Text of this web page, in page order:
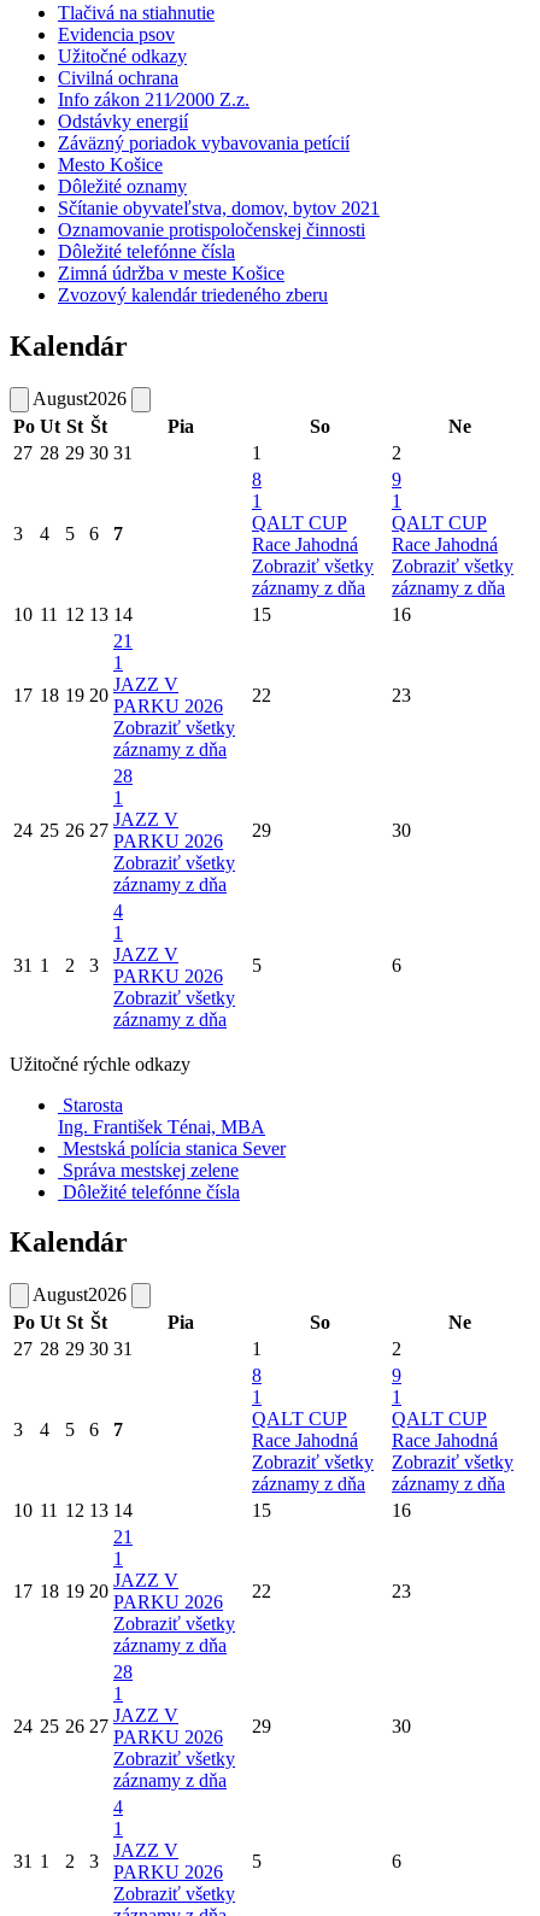
Tlačivá na stiahnutie
Evidencia psov
Užitočné odkazy
Civilná ochrana
Info zákon 211⁄2000 Z.z.
Odstávky energií
Záväzný poriadok vybavovania petícií
Mesto Košice
Dôležité oznamy
Sčítanie obyvateľstva, domov, bytov 2021
Oznamovanie protispoločenskej činnosti
Dôležité telefónne čísla
Zimná údržba v meste Košice
Zvozový kalendár triedeného zberu
Kalendár
August2026
Po Ut St Št Pia So
Ne
27 28 29 30 31 1 2
3 4 5 6 7
8
1
QALT CUP
Race Jahodná
Zobraziť všetky
záznamy z dňa
9
1
QALT CUP
Race Jahodná
Zobraziť všetky
záznamy z dňa
10 11 12 13 14 15 16
17 18 19 20
21
1
JAZZ V
PARKU 2026
Zobraziť všetky
záznamy z dňa
22 23
24 25 26 27
28
1
JAZZ V
PARKU 2026
Zobraziť všetky
záznamy z dňa
29 30
31 1 2 3
4
1
JAZZ V
PARKU 2026
Zobraziť všetky
záznamy z dňa
5 6
Užitočné rýchle odkazy
Starosta
Ing. František Ténai, MBA
Mestská polícia stanica Sever
Správa mestskej zelene
Dôležité telefónne čísla
Kalendár
August2026
Po Ut St Št Pia So
Ne
27 28 29 30 31 1 2
3 4 5 6 7
8
1
QALT CUP
Race Jahodná
Zobraziť všetky
záznamy z dňa
9
1
QALT CUP
Race Jahodná
Zobraziť všetky
záznamy z dňa
10 11 12 13 14 15 16
17 18 19 20
21
1
JAZZ V
PARKU 2026
Zobraziť všetky
záznamy z dňa
22 23
24 25 26 27
28
1
JAZZ V
PARKU 2026
Zobraziť všetky
záznamy z dňa
29 30
31 1 2 3
4
1
JAZZ V
PARKU 2026
Zobraziť všetky
5 6